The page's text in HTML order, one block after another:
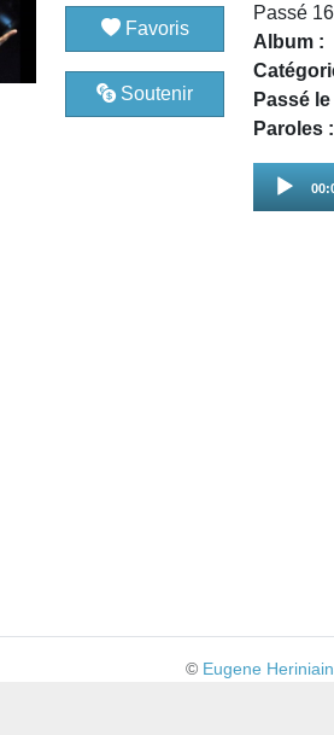
Favoris
Soutenir
Passé
Album :
Passé le
Paroles
Audio
© Eugene